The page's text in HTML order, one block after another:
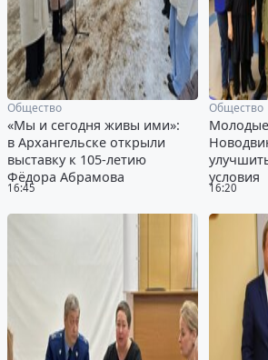
16:45
Общество
«Мы и сегодня живы ими»:
в Архангельске открыли
выставку к 105-летию
Фёдора Абрамова
16:20
Общество
условия